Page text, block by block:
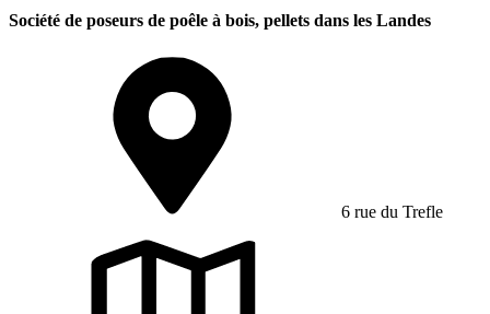
Société de poseurs de poêle à bois, pellets dans les Landes
6 rue du Trefle